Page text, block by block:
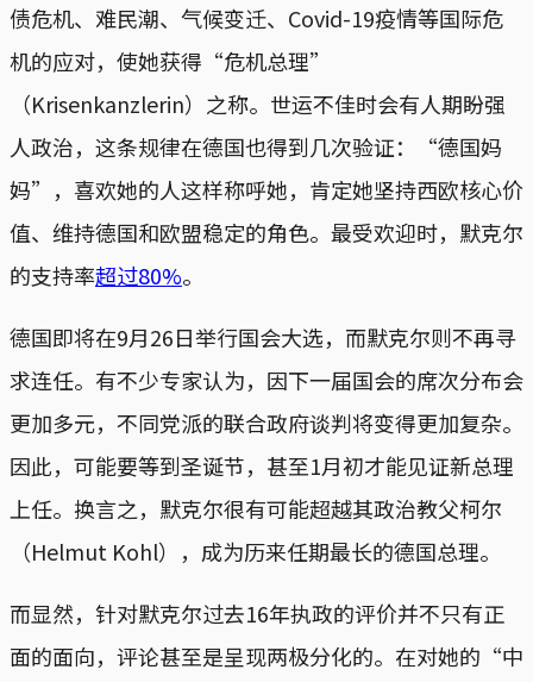
债危机、难民潮、气候变迁、Covid-19疫情等国际危
机的应对，使她获得“危机总理”
（Krisenkanzlerin）之称。世运不佳时会有人期盼强
人政治，这条规律在德国也得到几次验证：“德国妈
妈”，喜欢她的人这样称呼她，肯定她坚持西欧核心价
值、维持德国和欧盟稳定的角色。最受欢迎时，默克尔
的支持率超过80%。
德国即将在9月26日举行国会大选，而默克尔则不再寻
求连任。有不少专家认为，因下一届国会的席次分布会
更加多元，不同党派的联合政府谈判将变得更加复杂。
因此，可能要等到圣诞节，甚至1月初才能见证新总理
上任。换言之，默克尔很有可能超越其政治教父柯尔
（Helmut Kohl），成为历来任期最长的德国总理。
而显然，针对默克尔过去16年执政的评价并不只有正
面的面向，评论甚至是呈现两极分化的。在对她的“中